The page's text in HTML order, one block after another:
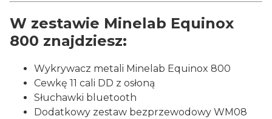
W zestawie Minelab Equinox
800 znajdziesz:
Wykrywacz metali Minelab Equinox 800
Cewkę 11 cali DD z osłoną
Słuchawki bluetooth
Dodatkowy zestaw bezprzewodowy WM08